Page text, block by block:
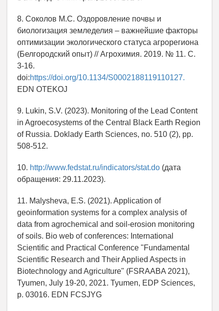
8. Соколов М.С. Оздоровление почвы и
биологизация земледелия – важнейшие факторы
оптимизации экологического статуса агрорегиона
(Белгородский опыт) // Агрохимия. 2019. № 11. С.
3-16.
doi:https://doi.org/10.1134/S0002188119110127.
EDN OTEKOJ
9. Lukin, S.V. (2023). Monitoring of the Lead Content
in Agroecosystems of the Central Black Earth Region
of Russia. Doklady Earth Sciences, no. 510 (2), pp.
508-512.
10. http://www.fedstat.ru/indicators/stat.do (дата
обращения: 29.11.2023).
11. Malysheva, E.S. (2021). Application of
geoinformation systems for a complex analysis of
data from agrochemical and soil-erosion monitoring
of soils. Bio web of conferences: International
Scientific and Practical Conference "Fundamental
Scientific Research and Their Applied Aspects in
Biotechnology and Agriculture" (FSRAABA 2021),
Tyumen, July 19-20, 2021. Tyumen, EDP Sciences,
p. 03016. EDN FCSJYG